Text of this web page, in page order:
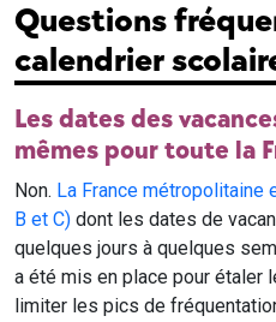
Questions
calendrier
Les dates des
mêmes pour toute la
Non. La France
B et C) dont les dates de
quelques jours à quelques
a été mis en place pour étaler
limiter les pics de